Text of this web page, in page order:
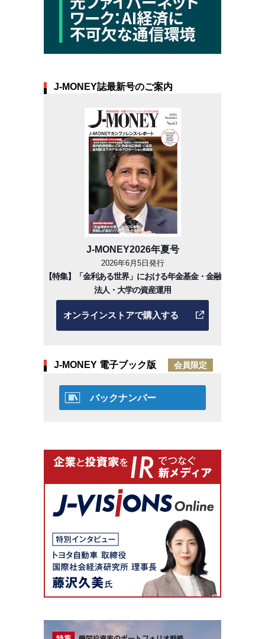
J-MONEY誌最新号のご案内
J-MONEY2026年夏号
2026年6月5日発行
【特集】「金利ある世界」における年金基金・金融
法人・大学の資産運用
オンラインストアで購入する
J-MONEY 電子ブック版 会員限定
バックナンバー